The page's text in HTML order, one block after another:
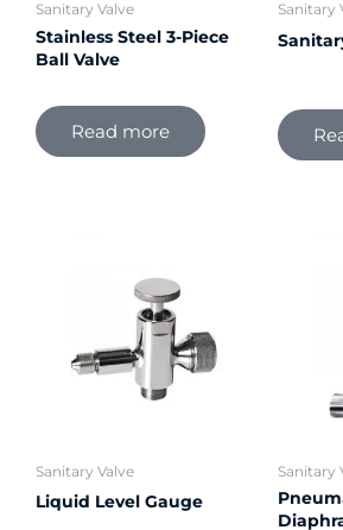
Sanitary Valve
Stainless Steel 3-Piece
Ball Valve
Read more
Sanitary
Sanitary Valve
Liquid Level Gauge
Sanitary